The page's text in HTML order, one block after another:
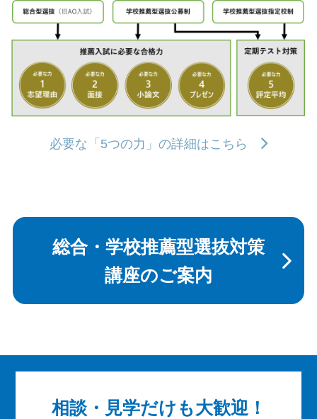
必要な「5つの力」の詳細はこちら
総合・学校推薦型選抜対策
講座のご案内
相談・見学だけも大歓迎！